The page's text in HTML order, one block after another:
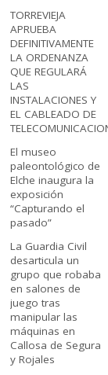
TORREVIEJA
APRUEBA
DEFINITIVAMENTE
LA ORDENANZA
QUE REGULARÁ
LAS
INSTALACIONES Y
EL CABLEADO DE
El museo
paleontológico de
Elche inaugura la
exposición
“Capturando el
pasado”
La Guardia Civil
desarticula un
grupo que robaba
en salones de
juego tras
manipular las
máquinas en
Callosa de Segura
y Rojales